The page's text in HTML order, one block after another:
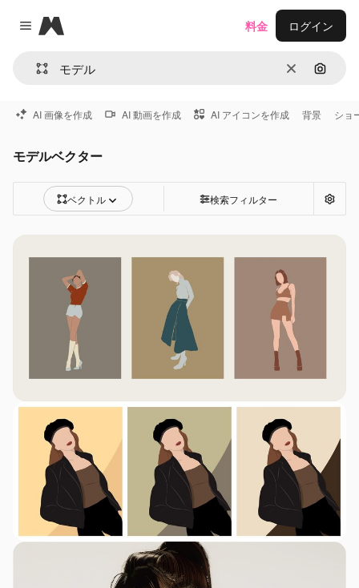
Close menu
Magnific
消去 画像で
料金 ログイン
AI 画像を作成 AI 動画を作成 AI アイコンを作成 背景 ショ
モデルベクター
ベクトル 検索フィルター